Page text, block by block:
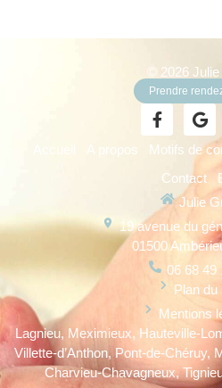
© 2026 Julie
Prendre
A propos Motifs de
Contact
Julie
19 avenue du
01500
06 68 49
Plan du
Mentions
Lagnieu, Meximieux, Hauteville-
Villette-d’Anthon, Pont-de-Chéruy,
Charvieu-Chavagneux,